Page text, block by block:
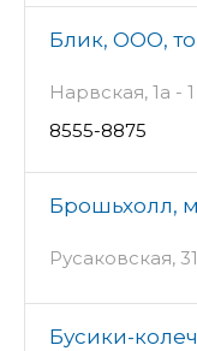
Блик, ООО,
Нарвская, 1а -
8555-8875
Брошьхолл,
Русаковская,
Бусики-